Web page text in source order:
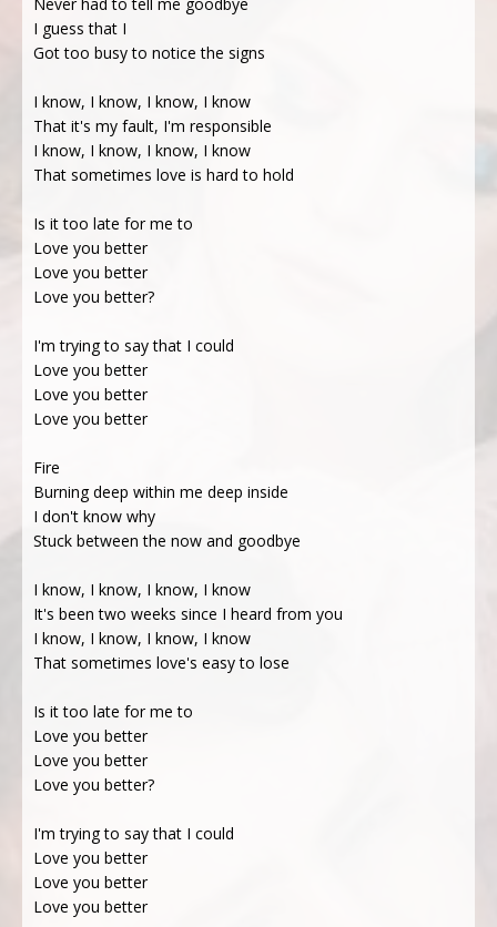
I guess that I
Got too busy to notice the signs
I know, I know, I know, I know
That it's my fault, I'm responsible
I know, I know, I know, I know
That sometimes love is hard to hold
Is it too late for me to
Love you better
Love you better
Love you better?
I'm trying to say that I could
Love you better
Love you better
Love you better
Fire
Burning deep within me deep inside
I don't know why
Stuck between the now and goodbye
I know, I know, I know, I know
It's been two weeks since I heard from you
I know, I know, I know, I know
That sometimes love's easy to lose
Is it too late for me to
Love you better
Love you better
Love you better?
I'm trying to say that I could
Love you better
Love you better
Love you better